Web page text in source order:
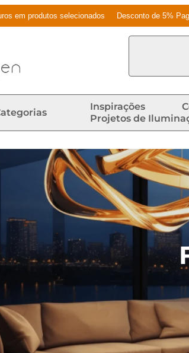
em produtos selecionados Desconto de 5%
Inspirações
Projetos de